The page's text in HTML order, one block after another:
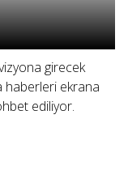
girecek
haberleri ekrana
ediliyor.